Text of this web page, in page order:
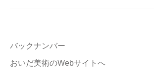
バックナンバー
おいだ美術のWebサイトへ